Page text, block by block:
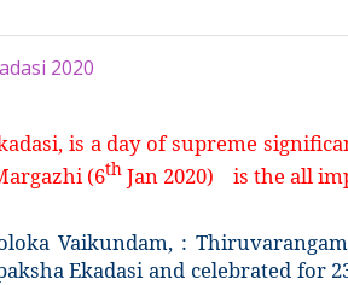
2020
is a day of supreme
(6th Jan 2020) is the all
Vaikundam, :
Ekadasi and celebrated for